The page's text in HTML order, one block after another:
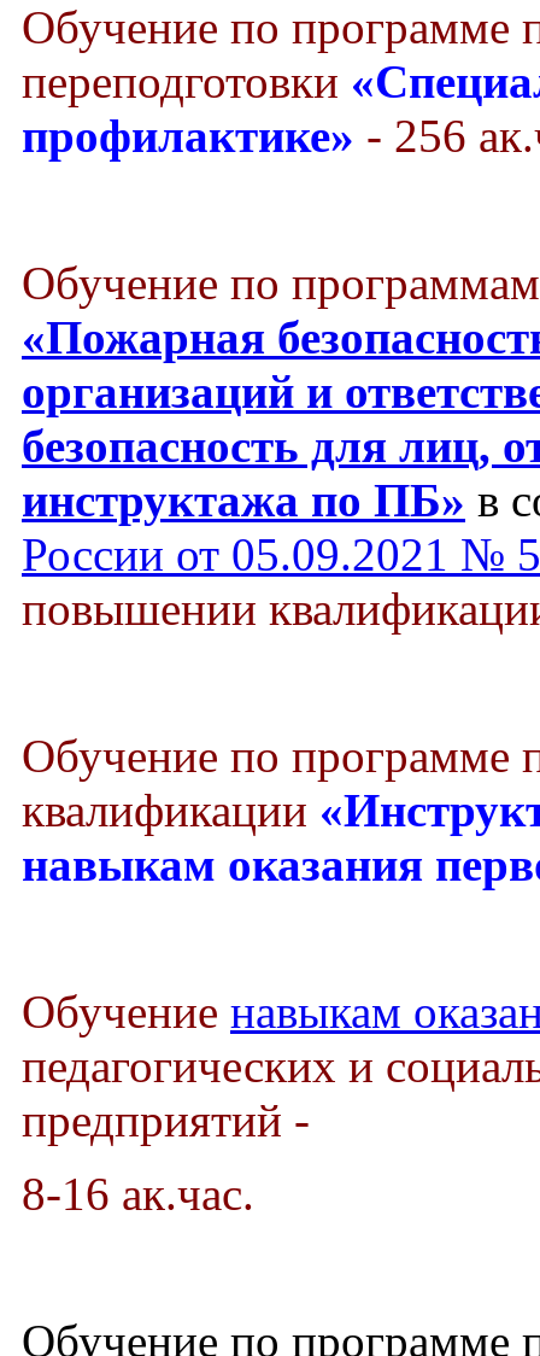
Обучение по программе
переподготовки
профилактике» - 256
Обучение по
«Пожарная
организаций и
безопасность для лиц,
инструктажа по ПБ» в
России от 05.09.2021 №
повышении
Обучение по программе
квалификации
навыкам оказания
Обучение навыкам
педагогических и
предприятий -
8-16 ак.час.
Обучение по программе